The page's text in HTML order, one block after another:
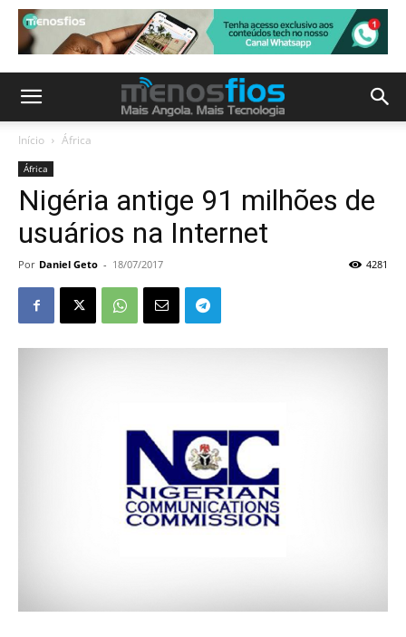
Início África
África
Nigéria antige 91 milhões de
usuários na Internet
Por Daniel Geto - 18/07/2017 4281